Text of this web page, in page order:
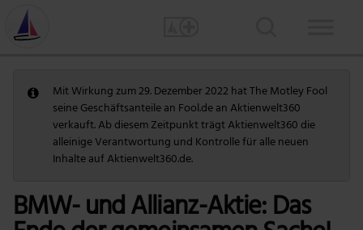
Mit Wirkung zum 29. Dezember 2022 hat The Motley Fool
seine Geschäftsanteile an Fool.de an Aktienwelt360
verkauft. Ab diesem Zeitpunkt trägt Aktienwelt360 die
alleinige Verantwortung und Kontrolle für alle neuen
Inhalte auf Aktienwelt360.de.
BMW- und Allianz-Aktie: Das